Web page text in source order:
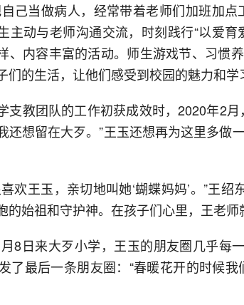
己当做病人，经常带着老师们加班加点
主动与老师沟通交流，时刻践行“以爱育
、内容丰富的活动。师生游戏节、习
们的生活，让他们感受到校园的魅力和学
支教团队的工作初获成效时，2020年2
还想留在大歹。”王玉还想再为这里多做
欢王玉，亲切地叫她‘蝴蝶妈妈’。”王绍
的始祖和守护神。在孩子们心里，王老师
8日来大歹小学，王玉的朋友圈几乎每
了最后一条朋友圈：“春暖花开的时候